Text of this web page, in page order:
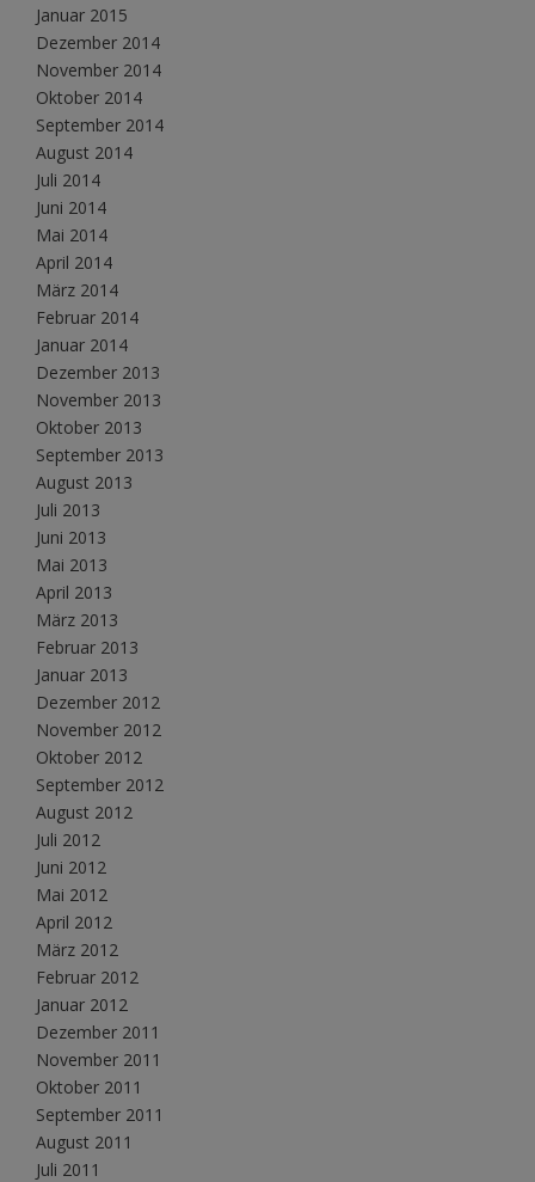
Januar 2015
Dezember 2014
November 2014
Oktober 2014
September 2014
August 2014
Juli 2014
Juni 2014
Mai 2014
April 2014
März 2014
Februar 2014
Januar 2014
Dezember 2013
November 2013
Oktober 2013
September 2013
August 2013
Juli 2013
Juni 2013
Mai 2013
April 2013
März 2013
Februar 2013
Januar 2013
Dezember 2012
November 2012
Oktober 2012
September 2012
August 2012
Juli 2012
Juni 2012
Mai 2012
April 2012
März 2012
Februar 2012
Januar 2012
Dezember 2011
November 2011
Oktober 2011
September 2011
August 2011
Juli 2011